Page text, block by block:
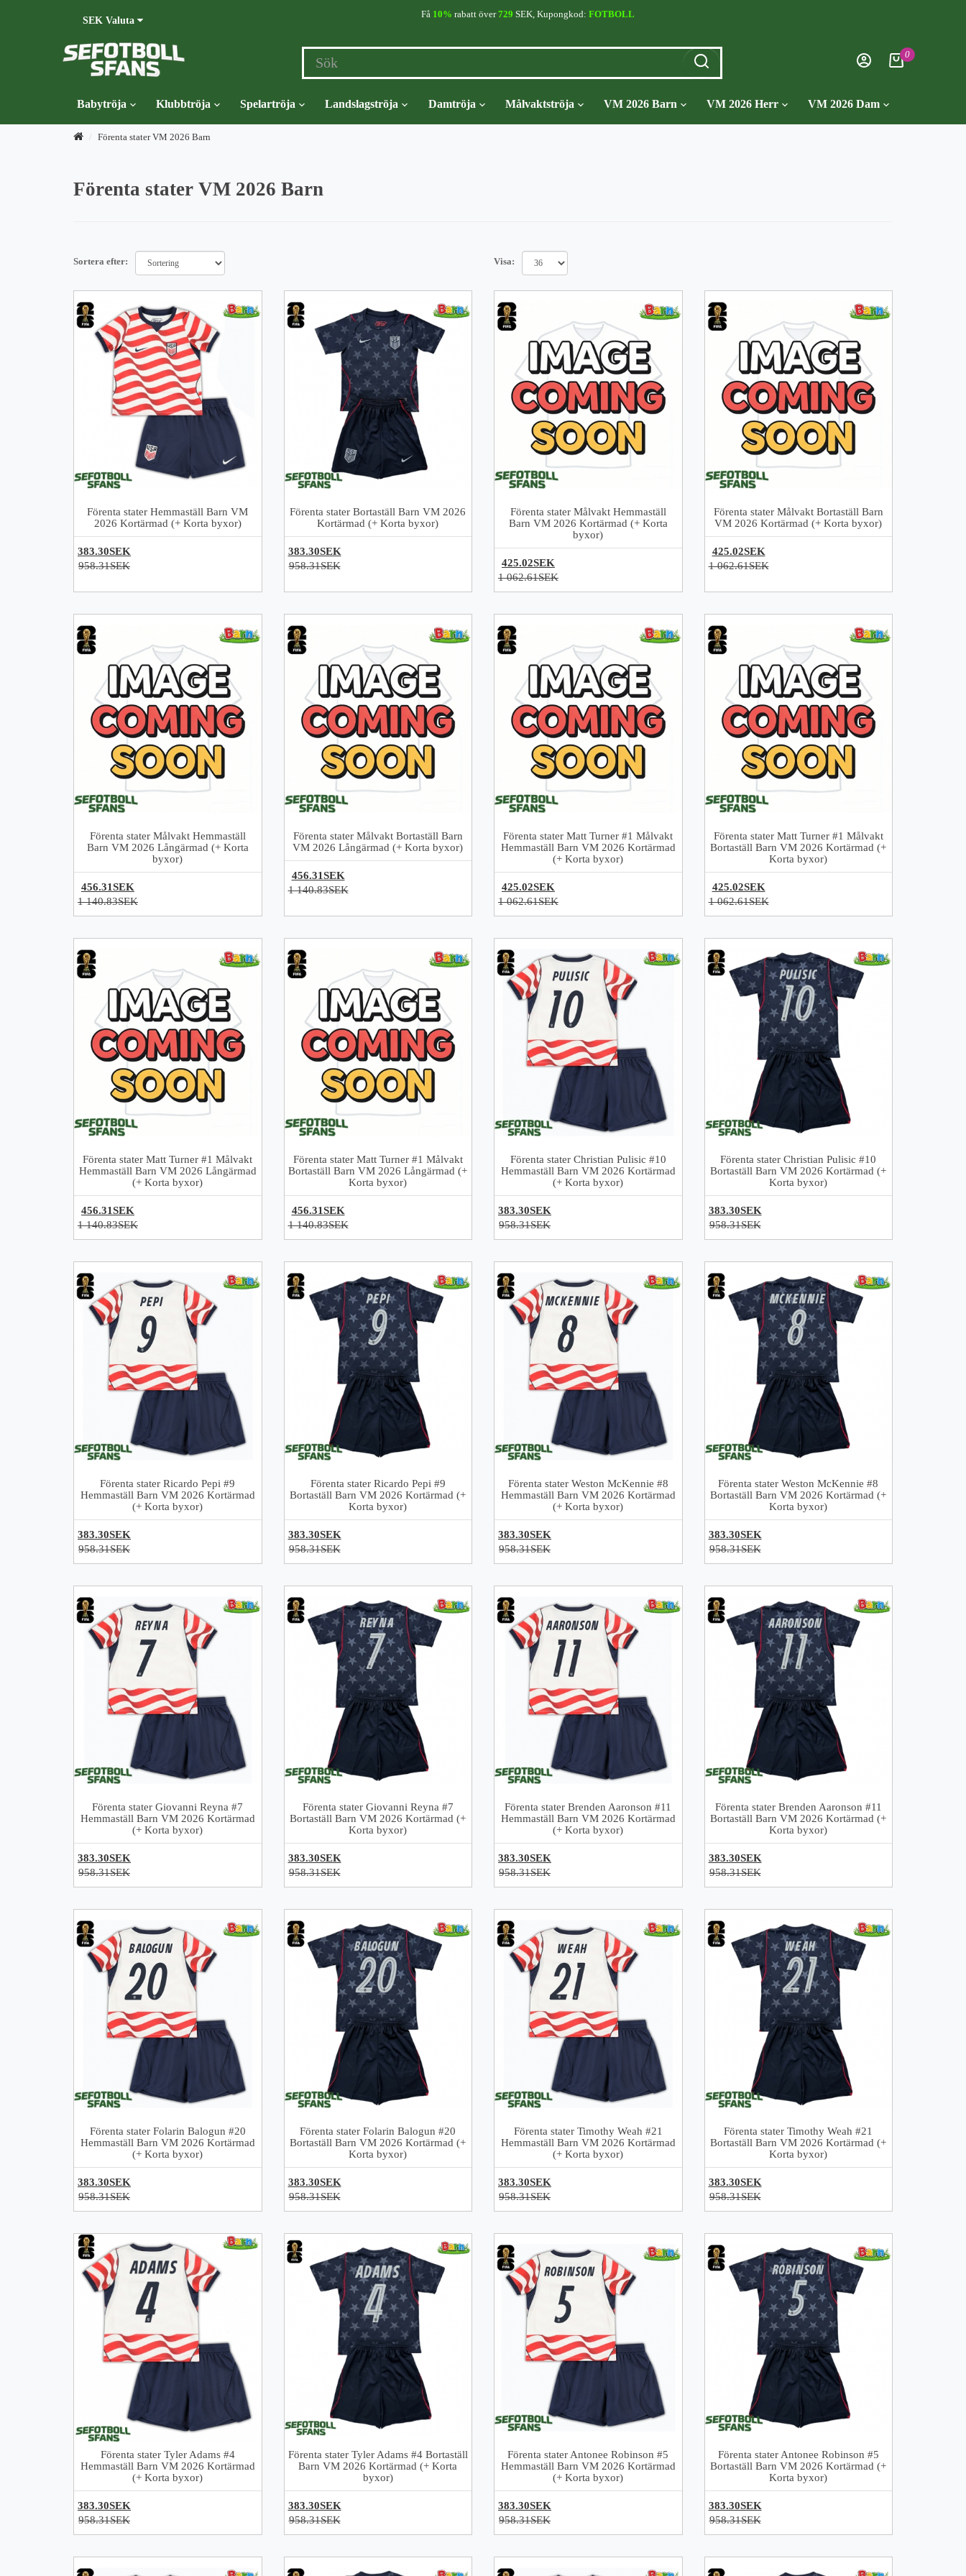
SEK Valuta
Få 10% rabatt över729 SEK, Kupongkod: FOTBOLL
0
Babytröja Klubbtröja Spelartröja Landslagströja Damtröja Målvaktströja VM 2026 Barn VM 2026 Herr VM 2026 Dam
Förenta stater VM 2026 Barn
Förenta stater VM 2026 Barn
Sortera efter: Visa:
Förenta stater Hemmaställ Barn VM
2026 Kortärmad (+ Korta byxor)
383.30SEK
958.31SEK
Förenta stater Bortaställ Barn VM 2026
Kortärmad (+ Korta byxor)
383.30SEK
958.31SEK
Förenta stater Målvakt Hemmaställ
Barn VM 2026 Kortärmad (+ Korta
byxor)
425.02SEK
1 062.61SEK
Förenta stater Målvakt Bortaställ Barn
VM 2026 Kortärmad (+ Korta byxor)
425.02SEK
1 062.61SEK
Förenta stater Målvakt Hemmaställ
Barn VM 2026 Långärmad (+ Korta
byxor)
456.31SEK
1 140.83SEK
Förenta stater Målvakt Bortaställ Barn
VM 2026 Långärmad (+ Korta byxor)
456.31SEK
1 140.83SEK
Förenta stater Matt Turner #1 Målvakt
Hemmaställ Barn VM 2026 Kortärmad
(+ Korta byxor)
425.02SEK
1 062.61SEK
Förenta stater Matt Turner #1 Målvakt
Bortaställ Barn VM 2026 Kortärmad (+
Korta byxor)
425.02SEK
1 062.61SEK
Förenta stater Matt Turner #1 Målvakt
Hemmaställ Barn VM 2026 Långärmad
(+ Korta byxor)
456.31SEK
1 140.83SEK
Förenta stater Matt Turner #1 Målvakt
Bortaställ Barn VM 2026 Långärmad (+
Korta byxor)
456.31SEK
1 140.83SEK
Förenta stater Christian Pulisic #10
Hemmaställ Barn VM 2026 Kortärmad
(+ Korta byxor)
383.30SEK
958.31SEK
Förenta stater Christian Pulisic #10
Bortaställ Barn VM 2026 Kortärmad (+
Korta byxor)
383.30SEK
958.31SEK
Förenta stater Ricardo Pepi #9
Hemmaställ Barn VM 2026 Kortärmad
(+ Korta byxor)
383.30SEK
958.31SEK
Förenta stater Ricardo Pepi #9
Bortaställ Barn VM 2026 Kortärmad (+
Korta byxor)
383.30SEK
958.31SEK
Förenta stater Weston McKennie #8
Hemmaställ Barn VM 2026 Kortärmad
(+ Korta byxor)
383.30SEK
958.31SEK
Förenta stater Weston McKennie #8
Bortaställ Barn VM 2026 Kortärmad (+
Korta byxor)
383.30SEK
958.31SEK
Förenta stater Giovanni Reyna #7
Hemmaställ Barn VM 2026 Kortärmad
(+ Korta byxor)
383.30SEK
958.31SEK
Förenta stater Giovanni Reyna #7
Bortaställ Barn VM 2026 Kortärmad (+
Korta byxor)
383.30SEK
958.31SEK
Förenta stater Brenden Aaronson #11
Hemmaställ Barn VM 2026 Kortärmad
(+ Korta byxor)
383.30SEK
958.31SEK
Förenta stater Brenden Aaronson #11
Bortaställ Barn VM 2026 Kortärmad (+
Korta byxor)
383.30SEK
958.31SEK
Förenta stater Folarin Balogun #20
Hemmaställ Barn VM 2026 Kortärmad
(+ Korta byxor)
383.30SEK
958.31SEK
Förenta stater Folarin Balogun #20
Bortaställ Barn VM 2026 Kortärmad (+
Korta byxor)
383.30SEK
958.31SEK
Förenta stater Timothy Weah #21
Hemmaställ Barn VM 2026 Kortärmad
(+ Korta byxor)
383.30SEK
958.31SEK
Förenta stater Timothy Weah #21
Bortaställ Barn VM 2026 Kortärmad (+
Korta byxor)
383.30SEK
958.31SEK
Förenta stater Tyler Adams #4
Hemmaställ Barn VM 2026 Kortärmad
(+ Korta byxor)
383.30SEK
958.31SEK
Förenta stater Tyler Adams #4 Bortaställ
Barn VM 2026 Kortärmad (+ Korta
byxor)
383.30SEK
958.31SEK
Förenta stater Antonee Robinson #5
Hemmaställ Barn VM 2026 Kortärmad
(+ Korta byxor)
383.30SEK
958.31SEK
Förenta stater Antonee Robinson #5
Bortaställ Barn VM 2026 Kortärmad (+
Korta byxor)
383.30SEK
958.31SEK